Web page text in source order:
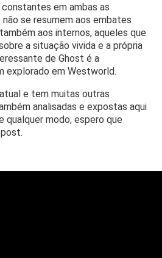
em ambas as
se resumem aos embates
aos internos, aqueles que
a situação vivida e a própria
de Ghost é a
explorado em Westworld.
e tem muitas outras
analisadas e expostas aqui
qualquer modo, espero que